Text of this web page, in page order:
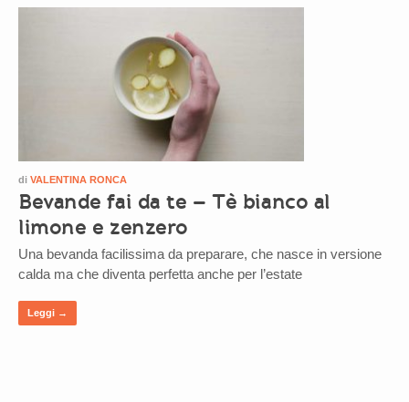
di VALENTINA RONCA
Bevande fai da te – Tè bianco al
limone e zenzero
Una bevanda facilissima da preparare, che nasce in versione
calda ma che diventa perfetta anche per l’estate
Leggi →